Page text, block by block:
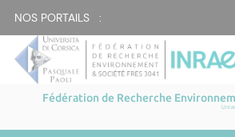
NOS PORTAILS :
Fédération de Recherche